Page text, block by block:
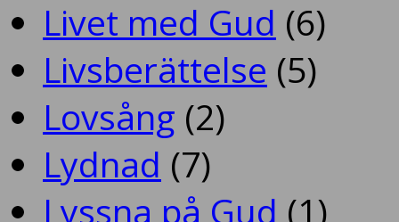
Livet med Gud (6)
Livsberättelse (5)
Lovsång (2)
Lydnad (7)
Lyssna på Gud (1)